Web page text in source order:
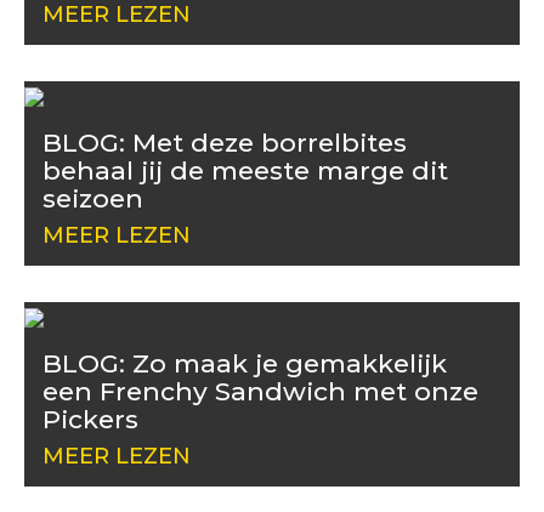
MEER LEZEN
BLOG: Met deze borrelbites
behaal jij de meeste marge dit
seizoen
MEER LEZEN
BLOG: Zo maak je gemakkelijk
een Frenchy Sandwich met onze
Pickers
MEER LEZEN